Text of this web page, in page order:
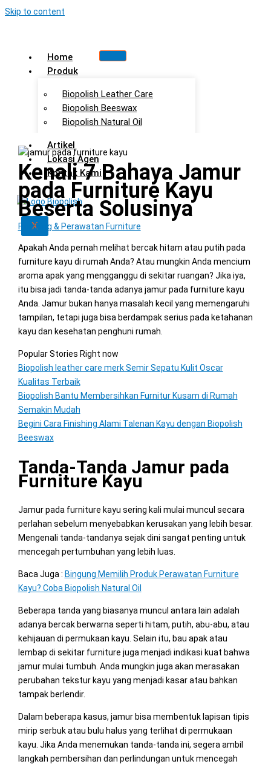
Skip to content
Home
Produk
Biopolish Leather Care
Biopolish Beeswax
Biopolish Natural Oil
Artikel
Lokasi Agen
Kontak Kami
X
Kenali 7 Bahaya Jamur
pada Furniture Kayu
Beserta Solusinya
Finishing & Perawatan Furniture
Apakah Anda pernah melihat bercak hitam atau putih pada
furniture kayu di rumah Anda? Atau mungkin Anda mencium
aroma apak yang mengganggu di sekitar ruangan? Jika iya,
itu bisa jadi tanda-tanda adanya jamur pada furniture kayu
Anda. Jamur bukan hanya masalah kecil yang memengaruhi
tampilan, tetapi juga bisa berdampak serius pada ketahanan
kayu dan kesehatan penghuni rumah.
Popular Stories Right now
Biopolish leather care merk Semir Sepatu Kulit Oscar
Kualitas Terbaik
Biopolish Bantu Membersihkan Furnitur Kusam di Rumah
Semakin Mudah
Begini Cara Finishing Alami Talenan Kayu dengan Biopolish
Beeswax
Tanda-Tanda Jamur pada
Furniture Kayu
Jamur pada furniture kayu sering kali mulai muncul secara
perlahan sebelum menyebabkan kerusakan yang lebih besar.
Mengenali tanda-tandanya sejak dini sangat penting untuk
mencegah pertumbuhan yang lebih luas.
Baca Juga : Bingung Memilih Produk Perawatan Furniture
Kayu? Coba Biopolish Natural Oil
Beberapa tanda yang biasanya muncul antara lain adalah
adanya bercak berwarna seperti hitam, putih, abu-abu, atau
kehijauan di permukaan kayu. Selain itu, bau apak atau
lembap di sekitar furniture juga menjadi indikasi kuat bahwa
jamur mulai tumbuh. Anda mungkin juga akan merasakan
perubahan tekstur kayu yang menjadi kasar atau bahkan
tampak berlendir.
Dalam beberapa kasus, jamur bisa membentuk lapisan tipis
mirip serbuk atau bulu halus yang terlihat di permukaan
kayu. Jika Anda menemukan tanda-tanda ini, segera ambil
langkah pembersihan dan perlindungan untuk mencegah